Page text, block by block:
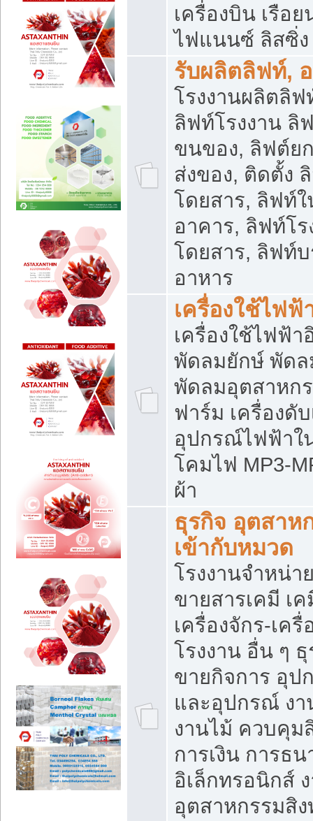
เครื่องบิน เรือ
ไฟแนนซ์ ลิสซิ่ง
รับผลิตลิฟท์,
โรงงานผลิตลิ
ลิฟท์โรงงาน ลิ
ขนของ, ลิฟต์ย
ส่งของ, ติดตั้ง
โดยสาร, ลิฟท์
อาคาร, ลิฟท์โ
โดยสาร, ลิฟท์
อาหาร
เครื่องใช้ไฟฟ้
เครื่องใช้ไฟฟ้า
พัดลมยักษ์ พัด
พัดลมอุตสาหก
ฟาร์ม เครื่องดั
อุปกรณ์ไฟฟ้าใ
โคมไฟ MP3-
ผ้า
ธุรกิจ อุตสาห
เข้ากับหมวด
โรงงานจำหน่
ขายสารเคมี เ
เครื่องจักร-เค
โรงงาน อื่น ๆ
ขายกิจการ อุป
และอุปกรณ์ ง
งานไม้ ควบคุม
การเงิน การธ
อิเล็กทรอนิกส์
อุตสาหกรรมสิ